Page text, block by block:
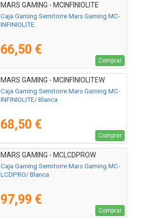
MARS GAMING - MCINFINIOLITE
Caja Gaming Semitorre Mars Gaming MC-
INFINIOLITE
66,50 €
Comprar
MARS GAMING - MCINFINIOLITEW
Caja Gaming Semitorre Mars Gaming MC-
INFINIOLITE/ Blanca
68,50 €
Comprar
MARS GAMING - MCLCDPROW
Caja Gaming Semitorre Mars Gaming MC-
LCDPRO/ Blanca
97,99 €
Comprar